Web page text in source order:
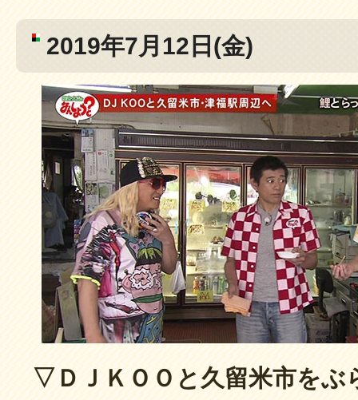
2019年7月12日(金)
▽ＤＪＫＯＯと久留米市を